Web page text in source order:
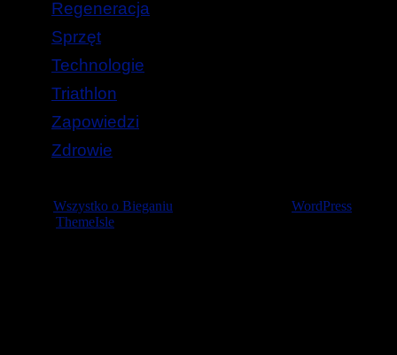
Regeneracja
Sprzęt
Technologie
Triathlon
Zapowiedzi
Zdrowie
Wszystko o Bieganiu
WordPress
ThemeIsle